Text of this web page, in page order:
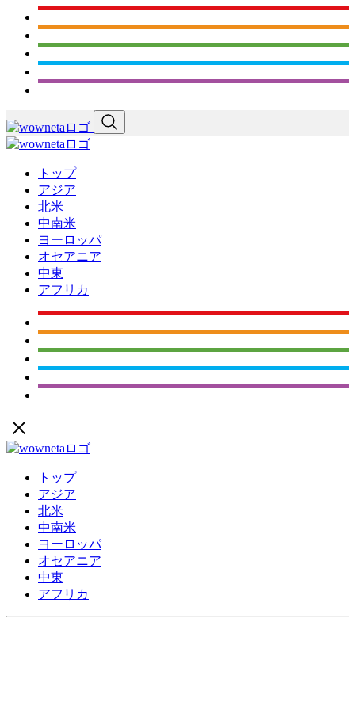
トップ
アジア
北米
中南米
ヨーロッパ
オセアニア
中東
アフリカ
トップ
アジア
北米
中南米
ヨーロッパ
オセアニア
中東
アフリカ